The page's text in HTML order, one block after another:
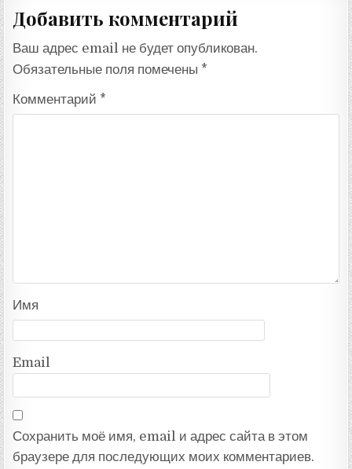
Добавить комментарий
Ваш адрес email не будет опубликован.
Обязательные поля помечены *
Комментарий *
Имя
Email
Сохранить моё имя, email и адрес сайта в этом
браузере для последующих моих комментариев.